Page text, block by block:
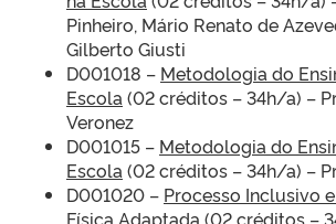
Pinheiro, Mário Renato de
Gilberto Giusti
D001018 – Metodologia do
Escola (02 créditos – 34h/a) –
Veronez
D001015 – Metodologia do
Escola (02 créditos – 34h/a) –
D001020 – Processo Inclusivo
Física Adaptada (02 créditos –